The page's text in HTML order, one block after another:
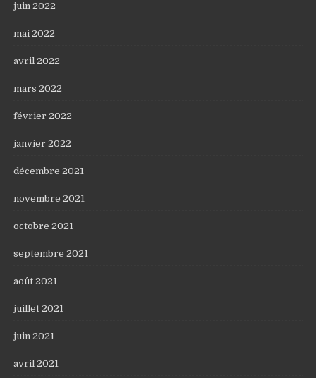
juin 2022
mai 2022
avril 2022
mars 2022
février 2022
janvier 2022
décembre 2021
novembre 2021
octobre 2021
septembre 2021
août 2021
juillet 2021
juin 2021
avril 2021